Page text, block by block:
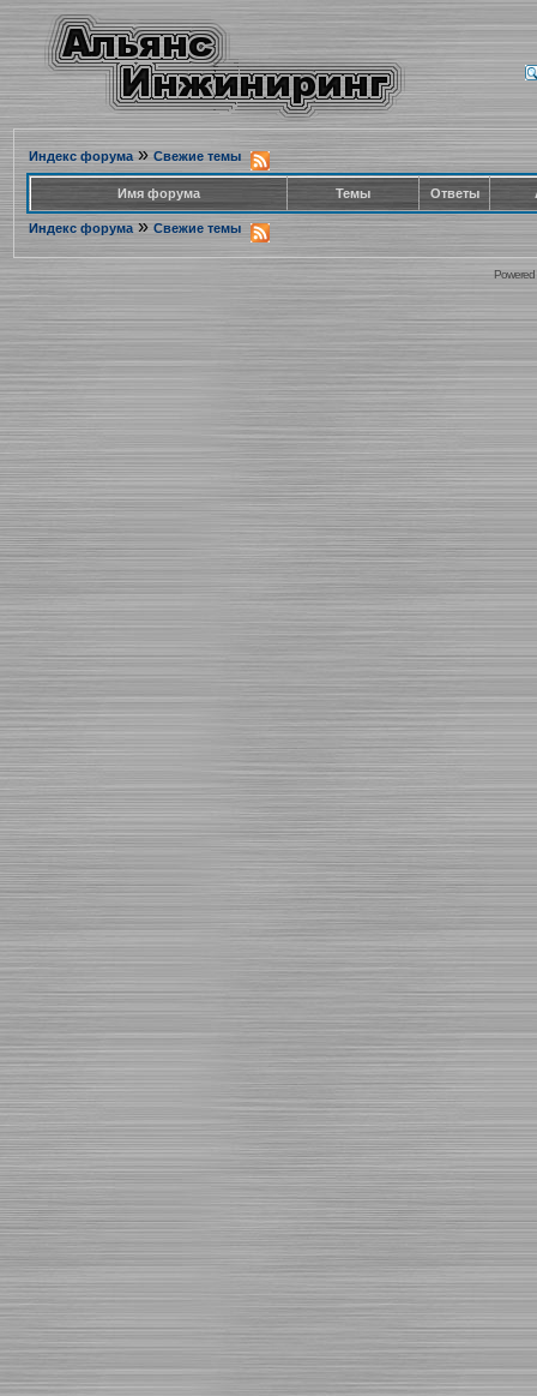
Индекс форума» Свежие темы
Имя форума Темы Ответы
Индекс форума » Свежие темы